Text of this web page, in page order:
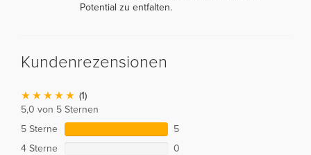
Potential zu entfalten.
Kundenrezensionen
(1)
5,0 von 5 Sternen
5 Sterne
5
4 Sterne
0